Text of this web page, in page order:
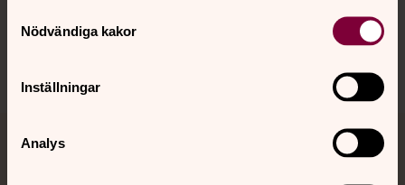
Nödvändiga kakor
Inställningar
Analys
Jourhavande präst